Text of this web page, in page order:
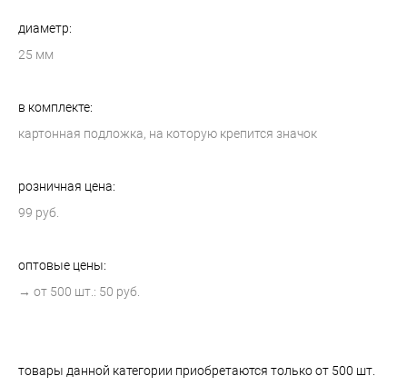
диаметр:
25 мм
в комплекте:
картонная подложка, на которую крепится значок
розничная цена:
99 руб.
оптовые цены:
→ от 500 шт.: 50 руб.
товары данной категории приобретаются только от 500 шт.